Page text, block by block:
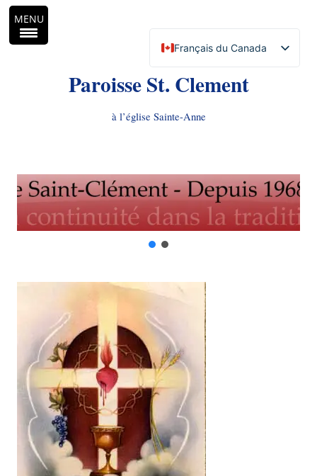
Français du Canada
English (Canada)
Paroisse St. Clement
à l’église Sainte-Anne
MENU